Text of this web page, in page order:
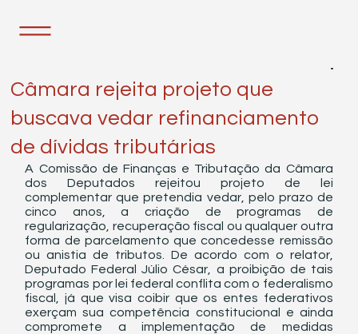
Câmara rejeita projeto que
buscava vedar refinanciamento
de dívidas tributárias
A Comissão de Finanças e Tributação da Câmara
dos Deputados rejeitou projeto de lei
complementar que pretendia vedar, pelo prazo de
cinco anos, a criação de programas de
regularização, recuperação fiscal ou qualquer outra
forma de parcelamento que concedesse remissão
ou anistia de tributos. De acordo com o relator,
Deputado Federal Júlio César, a proibição de tais
programas por lei federal conflita com o federalismo
fiscal, já que visa coibir que os entes federativos
exerçam sua competência constitucional e ainda
compromete a implementação de medidas